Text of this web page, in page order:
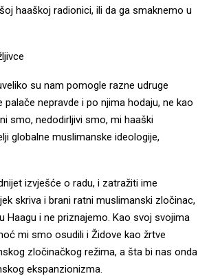
haaškoj radionici, ili da ga smaknemo u
su nam pomogle razne udruge
nepravde i po njima hodaju, ne kao
smo, nedodirljivi smo, mi haaški
globalne muslimanske ideologije,
izvješće o radu, i zatražiti ime
skriva i brani ratni muslimanski zločinac,
Haagu i ne priznajemo. Kao svoj svojima
mi smo osudili i Židove kao žrtve
zločinačkog režima, a šta bi nas onda
ekspanzionizma.